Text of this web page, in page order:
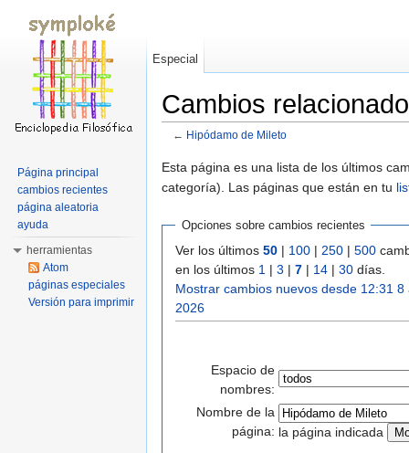
Cambios
← Hipódamo de Mileto
Esta página es una lista de los últimos
categoría). Las páginas que están en tu
Opciones sobre cambios recientes
Ver los últimos 50 | 100 | 250 | 500
en los últimos 1 | 3 | 7 | 14 | 30 días.
Mostrar cambios nuevos desde 12:31 8
2026
Espacio de
nombres:
Nombre de la
página: la página indicada
Especial
Página principal
cambios recientes
página aleatoria
ayuda
herramientas
Atom
páginas especiales
Versión para imprimir